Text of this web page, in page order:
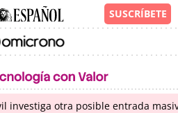
investiga otra posible entrada